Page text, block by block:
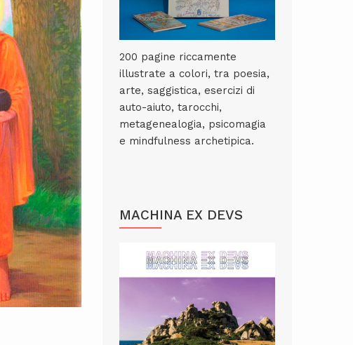
200 pagine riccamente
illustrate a colori, tra poesia,
arte, saggistica, esercizi di
auto-aiuto, tarocchi,
metagenealogia, psicomagia
e mindfulness archetipica.
MACHINA EX DEVS